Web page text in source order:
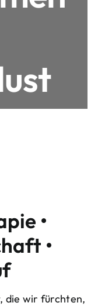
•
•
die wir fürchten,